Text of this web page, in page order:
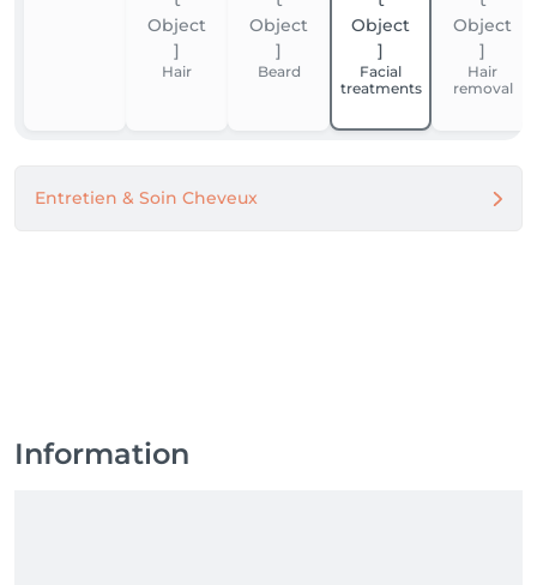
Hair Beard
Facial
treatments
Hair
removal
Entretien & Soin Cheveux
Information